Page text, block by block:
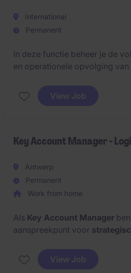
International
Permanent
In deze functie beheer je de
en operationele opvolging
farmaceutische sector. Je bent
aanspreekpunt en zorgt
View Job
Key Account Manager -
Antwerp
Permanent
Work from home
Als Key Account Manager
aanspreekpunt voor
samen met terminalteams en
opvolging van dossiers van A
View Job